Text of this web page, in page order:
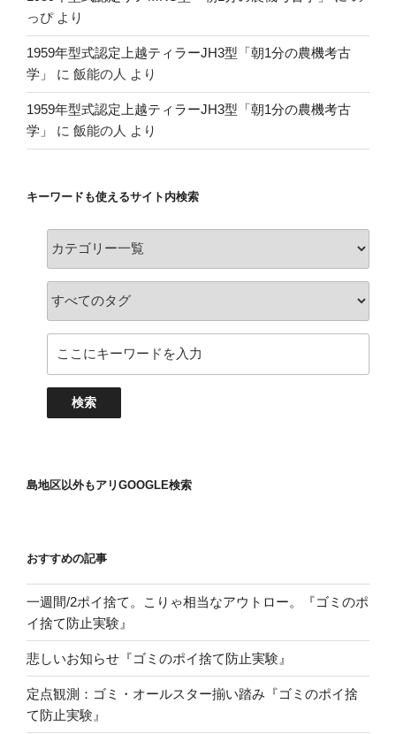
っぴより
1959年型式認定上越ティラーJH3型「朝1分の農機考古
学」
に 飯能の人 より
1959年型式認定上越ティラーJH3型「朝1分の農機考古
学」
に 飯能の人 より
キーワードも使えるサイト内検索
島地区以外もアリGOOGLE検索
おすすめの記事
一週間/2ポイ捨て。こりゃ相当なアウトロー。『ゴミのポ
イ捨て防止実験』
悲しいお知らせ『ゴミのポイ捨て防止実験』
定点観測：ゴミ・オールスター揃い踏み『ゴミのポイ捨
て防止実験』